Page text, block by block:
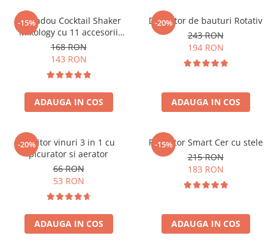
-15%
Set cadou Cocktail Shaker
Mixology cu 11 accesorii
750ml Argintiu
168 RON
143 RON
ADAUGA IN COS
-20%
Decantor de bauturi Rotativ
243 RON
194 RON
ADAUGA IN COS
-20%
Racitor vinuri 3 in 1 cu
picurator si aerator
66 RON
53 RON
ADAUGA IN COS
-15%
Proiector Smart Cer cu stele
215 RON
183 RON
ADAUGA IN COS